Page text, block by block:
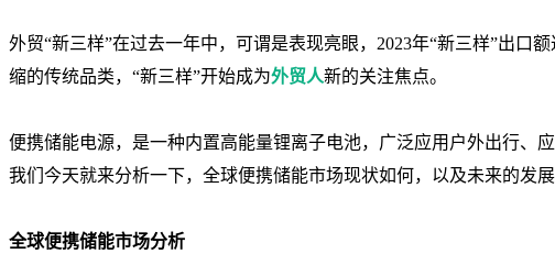
外贸“新三样”在过去一年中，可谓是表现亮眼，2023年“新三样”出口
缩的传统品类，“新三样”开始成为外贸人新的关注焦点。
便携储能电源，是一种内置高能量锂离子电池，广泛应用户外出行、
我们今天就来分析一下，全球便携储能市场现状如何，以及未来的发展
全球便携储能市场分析